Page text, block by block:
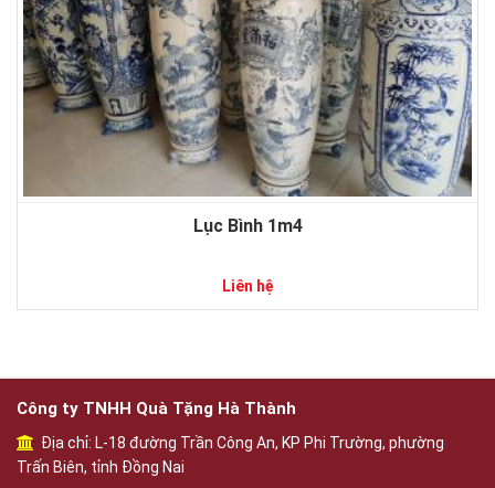
Lục Bình 1m4
Liên hệ
Công ty TNHH Quà Tặng Hà Thành
Địa chỉ: L-18 đường Trần Công An, KP Phi Trường, phường
Trấn Biên, tỉnh Đồng Nai